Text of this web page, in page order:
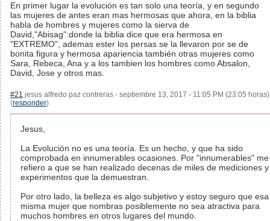
En primer lugar la evolución es tan solo una teoría, y en segundo
las mujeres de antes eran mas hermosas que ahora, en la biblia
habla de hombres y mujeres como la sierva de
David,"Abisag":donde la biblia dice que era hermosa en
"EXTREMO", ademas ester los persas se la llevaron por se de
bonita figura y hermosa apariencia también otras mujeres como
Sara, Rebeca, Ana y a los tambien los hombres como Absalon,
David, Jose y otros mas.
#21 jesus alfredo paz contreras - septiembre 13, 2017 - 11:05 PM (23:05 horas)
(responder)
Jesus,
La Evolución no es una teoría. Es un hecho, y que ha sido
comprobada en innumerables ocasiones. Por "innumerables" me
refiero a que se han realizado decenas de miles de mediciones y
experimentos que la demuestran.
Por otro lado, la belleza es algo subjetivo y estoy seguro que esa
misma mujer que nombras posiblemente no sea atractiva para
muchos hombres en otros lugares del mundo.